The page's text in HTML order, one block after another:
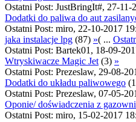
Ostatni Post: JustBringIt#, 27-11-
Dodatki do paliwa do aut
Ostatni Post: miro, 22-10-2017
jaka instalacje lpg (87) »( ...
Ostatni Post: Bartek01, 18-09-
Wtryskiwacze Magic Jet (3) »
Ostatni Post: Prezeslaw, 29-08-
Dodatki do układu paliwowego
Ostatni Post: Prezeslaw, 07-05-
Oponie/ doświadczenia z
Ostatni Post: miro, 15-02-2017